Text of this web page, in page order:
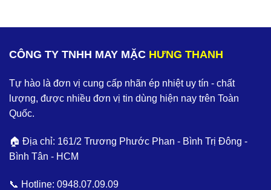
CÔNG TY TNHH MAY MẶC HƯNG THANH
Tự hào là đơn vị cung cấp nhãn ép nhiệt uy tín - chất
lượng, được nhiều đơn vị tin dùng hiện nay trên Toàn
Quốc.
🏠 Địa chỉ: 161/2 Trương Phước Phan - Bình Trị Đông -
Bình Tân - HCM
📞 Hotline: 0948.07.09.09